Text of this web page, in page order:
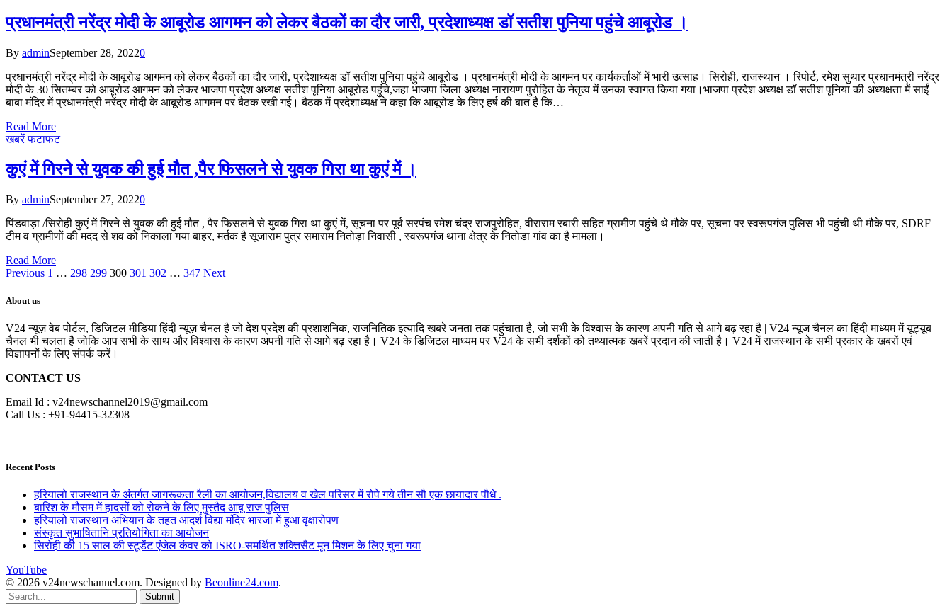
प्रधानमंत्री नरेंद्र मोदी के आबूरोड आगमन को लेकर बैठकों का दौर जारी, प्रदेशाध्यक्ष डॉ सतीश पुनिया पहुंचे आबूरोड ।
By adminSeptember 28, 20220
प्रधानमंत्री नरेंद्र मोदी के आबूरोड आगमन को लेकर बैठकों का दौर जारी, प्रदेशाध्यक्ष डॉ सतीश पुनिया पहुंचे आबूरोड । प्रधानमंत्री मोदी के आगमन पर कार्यकर्ताओं में भारी उत्साह। सिरोही, राजस्थान । रिपोर्ट, रमेश सुथार प्रधानमंत्री नरेंद्र
मोदी के 30 सितम्बर को आबूरोड आगमन को लेकर भाजपा प्रदेश अध्यक्ष सतीश पूनिया आबूरोड पहुंचे,जहा भाजपा जिला अध्यक्ष नारायण पुरोहित के नेतृत्व में उनका स्वागत किया गया।भाजपा प्रदेश अध्यक्ष डॉ सतीश पूनिया की अध्यक्षता में साईं
बाबा मंदिर में प्रधानमंत्री नरेंद्र मोदी के आबूरोड आगमन पर बैठक रखी गई। बैठक में प्रदेशाध्यक्ष ने कहा कि आबूरोड के लिए हर्ष की बात है कि…
Read More
खबरें फटाफट
कुएं में गिरने से युवक की हुई मौत ,पैर फिसलने से युवक गिरा था कुएं में ।
By adminSeptember 27, 20220
पिंडवाड़ा /सिरोही कुएं में गिरने से युवक की हुई मौत , पैर फिसलने से युवक गिरा था कुएं में, सूचना पर पूर्व सरपंच रमेश चंद्र राजपुरोहित, वीराराम रबारी सहित ग्रामीण पहुंचे थे मौके पर, सूचना पर स्वरूपगंज पुलिस भी पहुंची थी मौके पर, SDRF
टीम व ग्रामीणों की मदद से शव को निकाला गया बाहर, मर्तक है सूजाराम पुत्र समाराम नितोड़ा निवासी , स्वरूपगंज थाना क्षेत्र के नितोडा गांव का है मामला।
Read More
Previous 1 … 298 299 300 301 302 … 347 Next
About us
V24 न्यूज़ वेब पोर्टल, डिजिटल मीडिया हिंदी न्यूज़ चैनल है जो देश प्रदेश की प्रशाशनिक, राजनितिक इत्यादि खबरे जनता तक पहुंचाता है, जो सभी के विश्वास के कारण अपनी गति से आगे बढ़ रहा है | V24 न्यूज चैनल का हिंदी माध्यम में यूट्यूब
चैनल भी चलता है जोकि आप सभी के साथ और विश्वास के कारण अपनी गति से आगे बढ़ रहा है। V24 के डिजिटल माध्यम पर V24 के सभी दर्शकों को तथ्यात्मक खबरें प्रदान की जाती है। V24 में राजस्थान के सभी प्रकार के खबरों एवं
विज्ञापनों के लिए संपर्क करें।
CONTACT US
Email Id : v24newschannel2019@gmail.com
Call Us : +91-94415-32308
Recent Posts
हरियालो राजस्थान के अंतर्गत जागरूकता रैली का आयोजन,विद्यालय व खेल परिसर में रोपे गये तीन सौ एक छायादार पौधे .
बारिश के मौसम में हादसों को रोकने के लिए मुस्तैद आबू राज पुलिस
हरियालो राजस्थान अभियान के तहत आदर्श विद्या मंदिर भारजा में हुआ वृक्षारोपण
संस्कृत सुभाषितानि प्रतियोगिता का आयोजन
सिरोही की 15 साल की स्टूडेंट एंजेल कंवर को ISRO-समर्थित शक्तिसैट मून मिशन के लिए चुना गया
YouTube
© 2026 v24newschannel.com. Designed by Beonline24.com.
Submit